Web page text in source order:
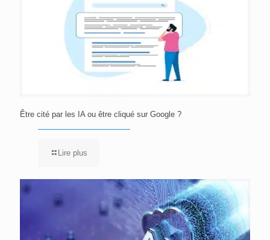
Être cité par les IA ou être cliqué sur Google ?
Lire plus